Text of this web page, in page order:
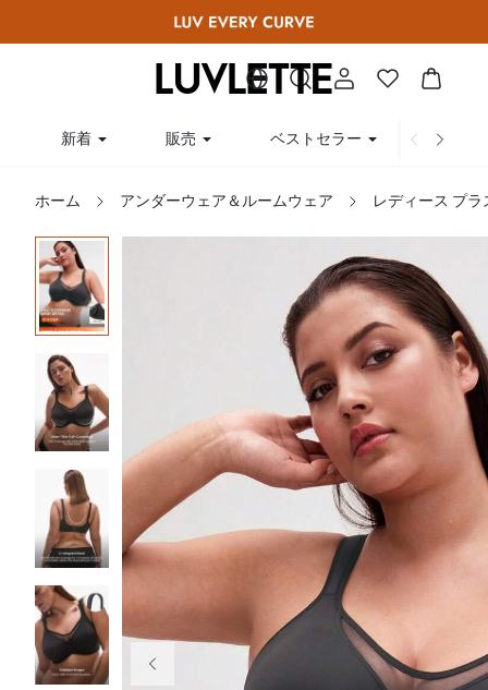
新着 販売 ベストセラー 曲線
ホーム アンダーウェア＆ルームウェア レディース プ